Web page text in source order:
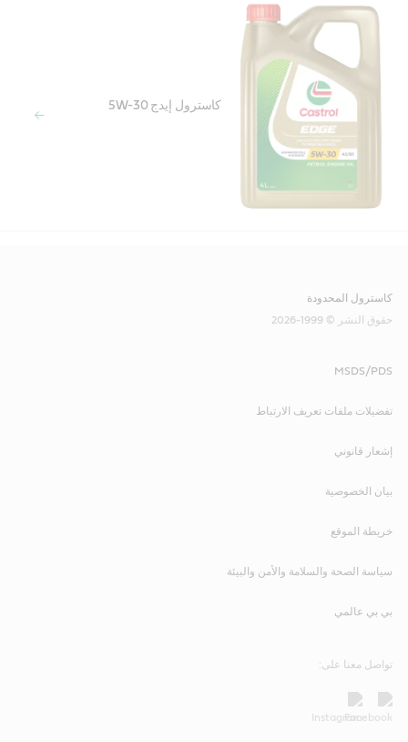
كاسترول إيدج 5W-30
كاسترول المحدودة
حقوق النشر © 1999-2026
MSDS/PDS
تفضيلات ملفات تعريف الارتباط
إشعار قانوني
بيان الخصوصية
خريطة الموقع
سياسة الصحة والسلامة والأمن والبيئة
بي بي عالمي
تواصل معنا على: